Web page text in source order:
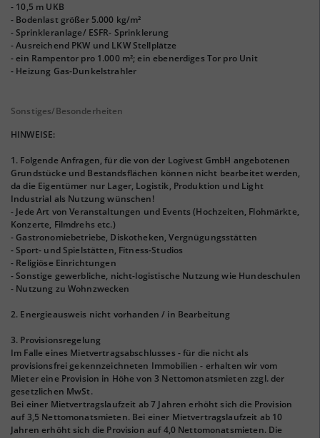
- 10,5 m UKB
- Bodenlast größer 5.000 kg/m²
- Sprinkleranlage/ ESFR- Sprinklerung
- Ausreichend PKW und LKW Stellplätze
- ein Rampentor pro 1.000 m²; ein ebenerdiges Tor pro Unit
- Heizung Gas-Dunkelstrahler
Sonstiges/Besonderheiten
HINWEISE:
1. Folgende Anfragen, für die von der Logivest GmbH angebotenen
Grundstücke und Bestandsflächen können nicht bearbeitet werden,
da die Eigentümer nur Lager, Logistik, Produktion und Light
Industrial als Nutzung wünschen!
- Jede Art von Veranstaltungen und Events (Hochzeiten, Flohmärkte,
Konzerte, Filmdrehs etc.)
- Gastronomiebetriebe, Diskotheken, Vergnügungsstätten
- Sport- und Spielstätten, Fitness-Studios
- Religiöse Einrichtungen
- Sonstige gewerbliche, nicht-logistische Nutzung wie Hundeschulen
- Nutzung zu Wohnzwecken
2. Energieausweis nicht vorhanden / in Bearbeitung
3. Provisionsregelung
Im Falle eines Mietvertragsabschlusses - für die nicht als
provisionsfrei gekennzeichneten Immobilien - erhalten wir vom
Mieter eine Provision in Höhe von 3 Nettomonatsmieten zzgl. der
gesetzlichen MwSt.
Bei einer Mietvertragslaufzeit ab 7 Jahren erhöht sich die Provision
auf 3,5 Nettomonatsmieten. Bei einer Mietvertragslaufzeit ab 10
Jahren erhöht sich die Provision auf 4,0 Nettomonatsmieten. Die